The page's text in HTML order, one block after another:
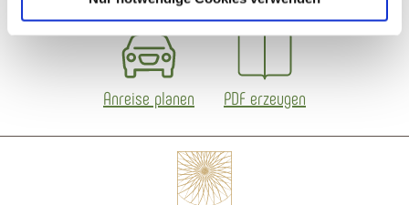
Anreise planen PDF erzeugen